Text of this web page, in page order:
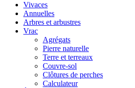
Vivaces
Annuelles
Arbres et arbustres
Vrac
Agrégats
Pierre naturelle
Terre et terreaux
Couvre-sol
Clôtures de perches
Calculateur